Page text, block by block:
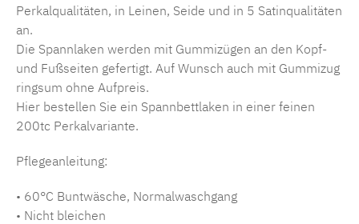
Perkalqualitäten, in Leinen, Seide und in 5 Satinqualitäten
an.
Die Spannlaken werden mit Gummizügen an den Kopf-
und Fußseiten gefertigt. Auf Wunsch auch mit Gummizug
ringsum ohne Aufpreis.
Hier bestellen Sie ein Spannbettlaken in einer feinen
200tc Perkalvariante.
Pflegeanleitung:
• 60°C Buntwäsche, Normalwaschgang
• Nicht bleichen